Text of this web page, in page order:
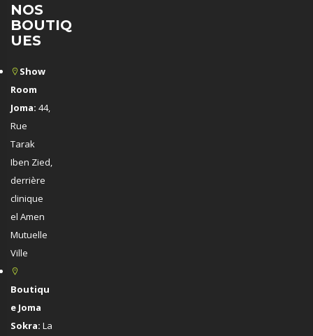
NOS
BOUTIQ
UES
Show
Room
Joma: 44,
Rue
Tarak
Iben Zied,
derrière
clinique
el Amen
Mutuelle
Ville
Boutiqu
e Joma
Sokra: La